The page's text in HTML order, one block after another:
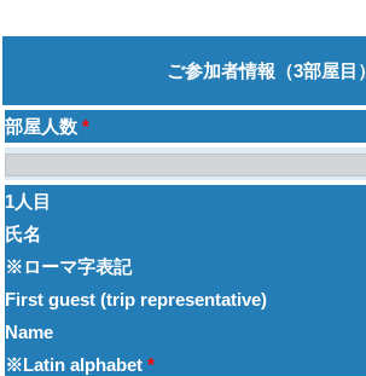
ご参加者情報（3部屋目）
部屋人数 *
1人目
氏名
※ローマ字表記
First guest (trip representative)
Name
※Latin alphabet *